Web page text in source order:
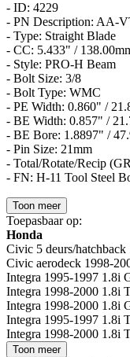
- ID: 4229
- PN Description: AA-
- Type: Straight Blade
- CC: 5.433" /
- Style: PRO-H Beam
- Bolt Size: 3/8
- Bolt Type: WMC
- PE Width: 0.860" /
- BE Width: 0.857" /
- BE Bore: 1.8897" /
- Pin Size: 21mm
- Total/Rotate/Recip
- FN: H-11 Tool Steel
Toon meer
Toepasbaar op:
Honda
Civic 5 deurs/
Civic aerodeck 1998-
Integra 1995-1997 1.8i
Integra 1998-2000 1.8i
Integra 1998-2000 1.8i
Integra 1995-1997 1.8i
Integra 1998-2000 1.8i
Toon meer